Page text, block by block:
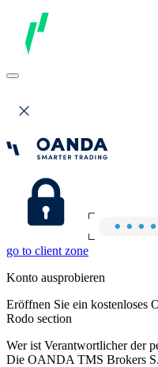
go to client zone
Konto ausprobieren
Eröffnen Sie ein
Rodo section
Wer ist Verantwortlicher der
Die OANDA TMS Brokers